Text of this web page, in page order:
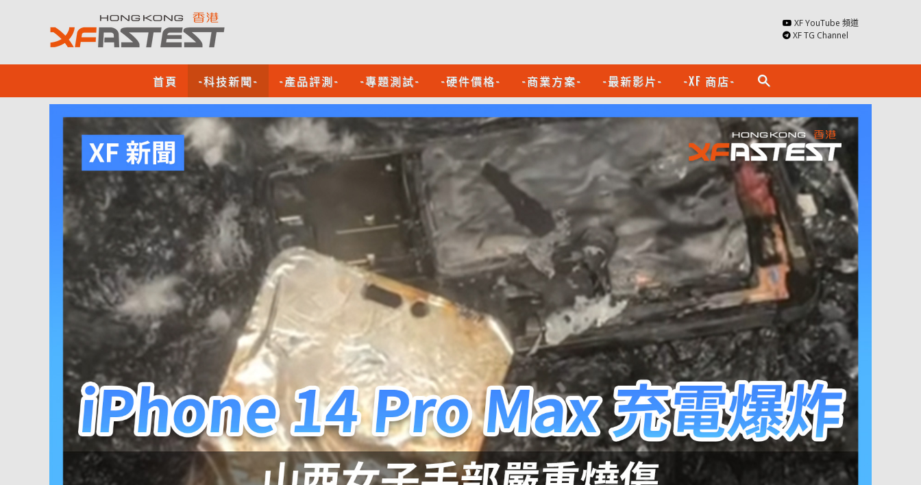
XF YouTube 頻道
XF TG Channel
首頁 -科技新聞- -產品評測- -專題測試- -硬件價格- -商業方案- -最新影片- -XF 商店- search